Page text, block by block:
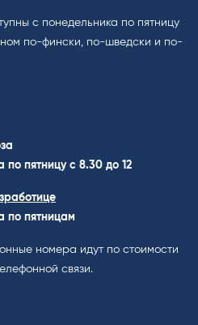
с понедельника по пятницу
по-фински, по-шведски и по-
по пятницу с 8.30 до 12
по пятницам
номера идут по стоимости
связи.